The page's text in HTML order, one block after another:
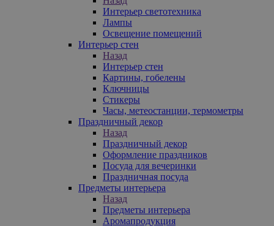
Интерьер светотехника
Лампы
Освещение помещений
Интерьер стен
Назад
Интерьер стен
Картины, гобелены
Ключницы
Стикеры
Часы, метеостанции, термометры
Праздничный декор
Назад
Праздничный декор
Оформление праздников
Посуда для вечеринки
Праздничная посуда
Предметы интерьера
Назад
Предметы интерьера
Аромапродукция